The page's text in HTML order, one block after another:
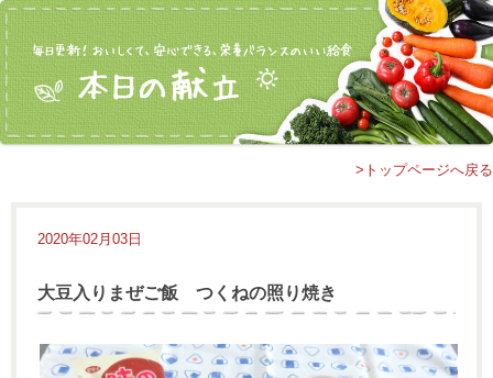
>トップページへ戻る
2020年02月03日
大豆入りまぜご飯 つくねの照り焼き